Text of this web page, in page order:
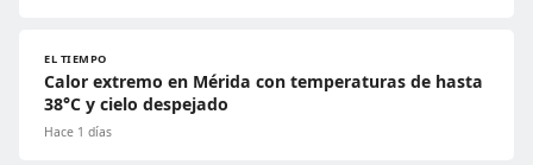
EL TIEMPO
Calor extremo en Mérida con temperaturas de hasta
38°C y cielo despejado
Hace 1 días